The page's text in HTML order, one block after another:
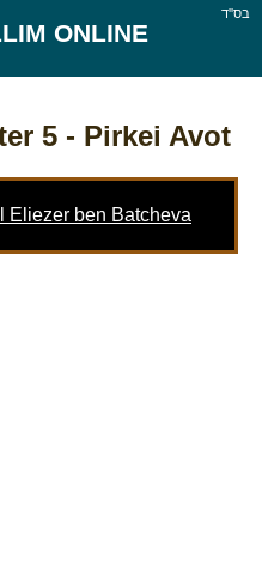
בס''ד
ONLINE
5 - Pirkei Avot
Eliezer ben Batcheva